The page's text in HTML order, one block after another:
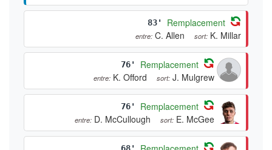
83' Remplacement
entre: C. Allen sort: K. Millar
76' Remplacement
entre: K. Offord sort: J. Mulgrew
76' Remplacement
entre: D. McCullough sort: E. McGee
68'